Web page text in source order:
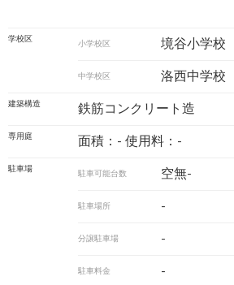
学校区
小学校区 境谷小学校
中学校区 洛西中学校
建築構造 鉄筋コンクリート造
専用庭 面積：- 使用料：-
駐車場
駐車可能台数 空無-
駐車場所 -
分譲駐車場 -
駐車料金 -